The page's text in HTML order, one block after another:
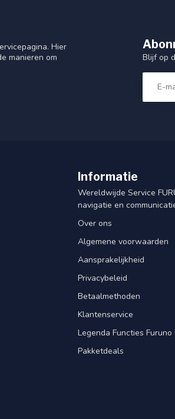
Hier
manieren om
Blijf op
Informatie
Wereldwijde Service
navigatie en
Over ons
Algemene voorwaarden
Aansprakelijkheid
Privacybeleid
Betaalmethoden
Klantenservice
Legenda Functies Furuno
Pakketdeals